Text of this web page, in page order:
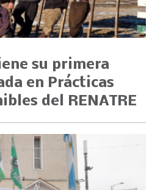
su primera
en Prácticas
del RENATRE